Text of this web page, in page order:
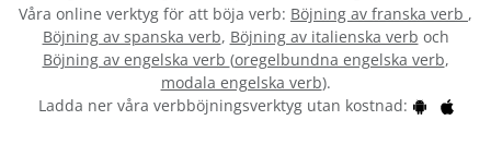
Våra online verktyg för att böja verb: Böjning av franska verb ,
Böjning av spanska verb, Böjning av italienska verb och
Böjning av engelska verb (oregelbundna engelska verb,
modala engelska verb).
Ladda ner våra verbböjningsverktyg utan kostnad: